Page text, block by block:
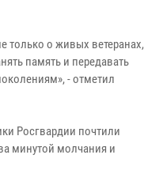
только о живых ветеранах,
память и передавать
- отметил
Росгвардии почтили
минутой молчания и